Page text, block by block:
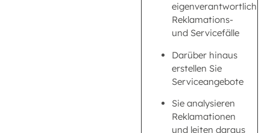
eigenverantwortlich
Reklamations-
und Servicefälle
Darüber hinaus
erstellen Sie
Serviceangebote
Sie analysieren
Reklamationen
und leiten daraus